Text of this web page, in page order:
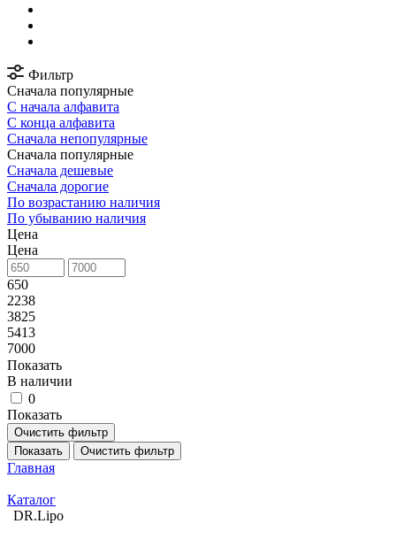
Фильтр
Сначала популярные
С начала алфавита
С конца алфавита
Сначала непопулярные
Сначала популярные
Сначала дешевые
Сначала дорогие
По возрастанию наличия
По убыванию наличия
Цена
Цена
650
2238
3825
5413
7000
Показать
В наличии
0
Показать
Очистить фильтр
Показать
Очистить фильтр
Главная
Каталог
DR.Lipo